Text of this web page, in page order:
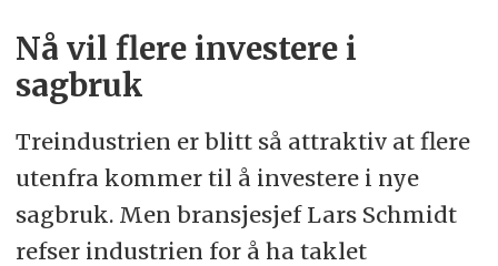
Nå vil flere investere i
sagbruk
Treindustrien er blitt så attraktiv at flere
utenfra kommer til å investere i nye
sagbruk. Men bransjesjef Lars Schmidt
refser industrien for å ha taklet